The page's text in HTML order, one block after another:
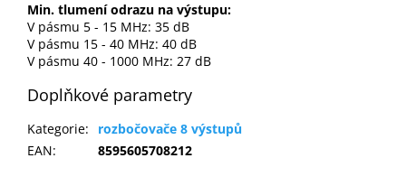
Min. tlumení odrazu na výstupu:
V pásmu 5 - 15 MHz: 35 dB
V pásmu 15 - 40 MHz: 40 dB
V pásmu 40 - 1000 MHz: 27 dB
Doplňkové parametry
Kategorie:
rozbočovače 8 výstupů
EAN: 8595605708212